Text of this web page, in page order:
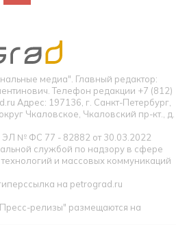
медиа". Главный редактор:
Телефон редакции +7 (812)
Адрес: 197136, г. Санкт-Петербург,
Чкаловское, Чкаловский пр-кт., д.
ЭЛ № ФС 77 - 82882 от 30.03.2022
службой по надзору в сфере
и массовых коммуникаций
на petrograd.ru
релизы" размещаются на